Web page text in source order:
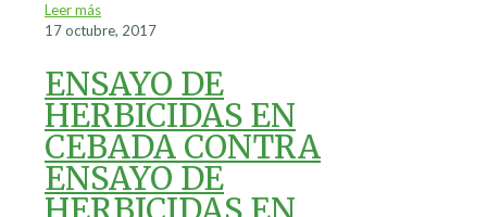
Leer más
17 octubre, 2017
ENSAYO DE
HERBICIDAS EN
CEBADA CONTRA
ENSAYO DE